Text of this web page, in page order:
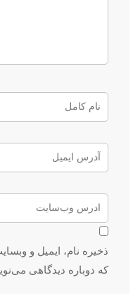
ذخیره نام، ایمیل و
که دوباره دیدگاهی